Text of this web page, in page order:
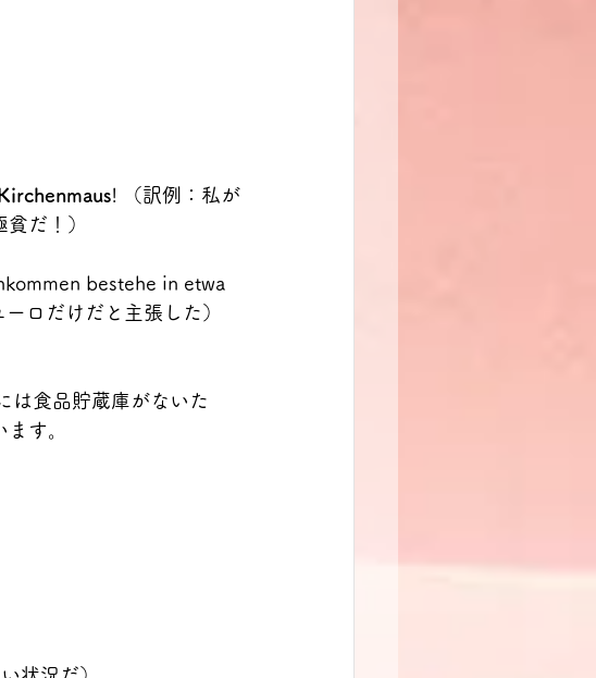
! （訳例：私が
だ！）
bestehe in etwa
ロだけだと主張した）
は食品貯蔵庫がないた
す。